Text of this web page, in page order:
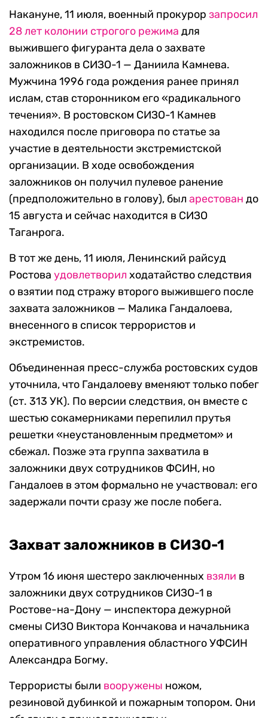
Накануне, 11 июля, военный прокурор запросил
28 лет колонии строгого режима для
выжившего фигуранта дела о захвате
заложников в СИЗО-1 — Даниила Камнева.
Мужчина 1996 года рождения ранее принял
ислам, став сторонником его «радикального
течения». В ростовском СИЗО-1 Камнев
находился после приговора по статье за
участие в деятельности экстремистской
организации. В ходе освобождения
заложников он получил пулевое ранение
(предположительно в голову), был арестован до
15 августа и сейчас находится в СИЗО
Таганрога.
В тот же день, 11 июля, Ленинский райсуд
Ростова удовлетворил ходатайство следствия
о взятии под стражу второго выжившего после
захвата заложников — Малика Гандалоева,
внесенного в список террористов и
экстремистов.
Объединенная пресс-служба ростовских судов
уточнила, что Гандалоеву вменяют только побег
(ст. 313 УК). По версии следствия, он вместе с
шестью сокамерниками перепилил прутья
решетки «неустановленным предметом» и
сбежал. Позже эта группа захватила в
заложники двух сотрудников ФСИН, но
Гандалоев в этом формально не участвовал: его
задержали почти сразу же после побега.
Захват заложников в СИЗО-1
Утром 16 июня шестеро заключенных взяли в
заложники двух сотрудников СИЗО-1 в
Ростове-на-Дону — инспектора дежурной
смены СИЗО Виктора Кончакова и начальника
оперативного управления областного УФСИН
Александра Богму.
Террористы были вооружены ножом,
резиновой дубинкой и пожарным топором. Они